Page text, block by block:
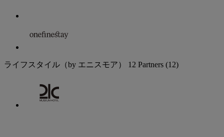
ライフスタイル（by エニスモア） 12 Partners (12)